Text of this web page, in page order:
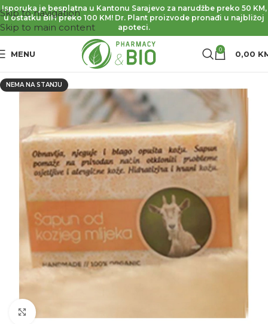
Skip to navigation
Skip to main content
Isporuka je besplatna u Kantonu Sarajevo za narudžbe preko 50 KM,
u ostatku BiH preko 100 KM! Dr. Plant proizvode pronađi u najbližoj
apoteci.
MENU 0 0,00
NEMA NA STANJU
Kliknite za povećanje